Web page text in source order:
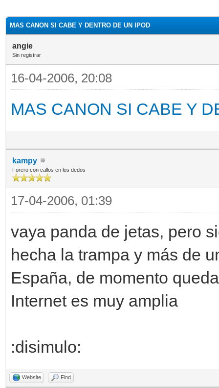
MAS CANON SI CABE Y DENTRO DE UN IPOD
angie
Sin registrar
16-04-2006, 20:08
MAS CANON SI CABE Y
kampy
Forero con callos en los dedos
17-04-2006, 01:39
vaya panda de jetas, pero
hecha la trampa y más de
España, de momento
Internet es muy amplia
:disimulo:
Website Find